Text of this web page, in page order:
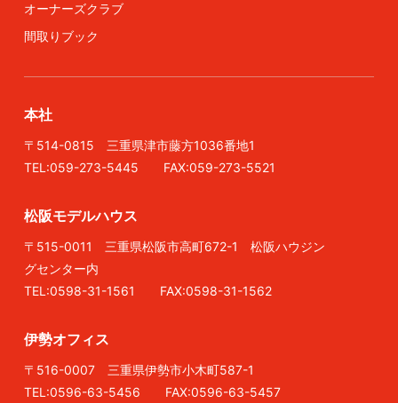
オーナーズクラブ
間取りブック
本社
〒514-0815 三重県津市藤方1036番地1
TEL:059-273-5445 FAX:059-273-5521
松阪モデルハウス
〒515-0011 三重県松阪市高町672-1 松阪ハウジン
グセンター内
TEL:0598-31-1561 FAX:0598-31-1562
伊勢オフィス
〒516-0007 三重県伊勢市小木町587-1
TEL:0596-63-5456 FAX:0596-63-5457